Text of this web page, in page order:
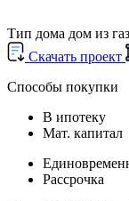
Тип дома дом из
Cкачать проект
Способы покупки
В ипотеку
Мат. капитал
Рассрочка